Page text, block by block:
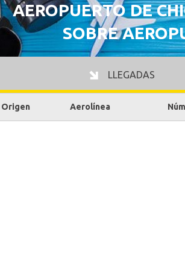
AEROPUERTO DE
SOBRE
LLEGADAS
Origen Aerolínea